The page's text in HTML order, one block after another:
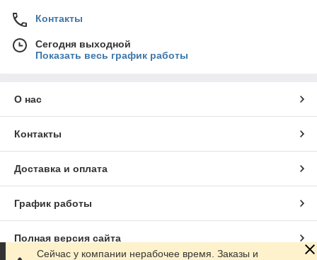
Контакты
Сегодня выходной
Показать весь график работы
О нас
Контакты
Доставка и оплата
График работы
Полная версия сайта
Сейчас у компании нерабочее время. Заказы и